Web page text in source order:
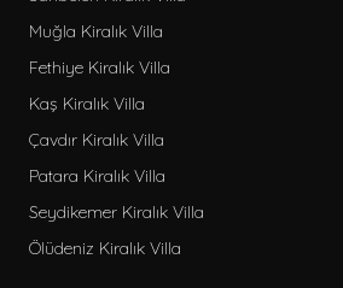
Muğla Kiralık Villa
Fethiye Kiralık Villa
Kaş Kiralık Villa
Çavdır Kiralık Villa
Patara Kiralık Villa
Seydikemer Kiralık Villa
Ölüdeniz Kiralık Villa